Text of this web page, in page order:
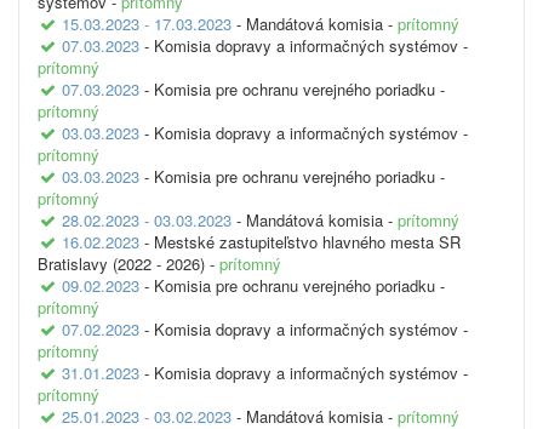
15.03.2023 - 17.03.2023 - Mandátová komisia - prítomný
07.03.2023 - Komisia dopravy a informačných systémov -
prítomný
07.03.2023 - Komisia pre ochranu verejného poriadku -
prítomný
03.03.2023 - Komisia dopravy a informačných systémov -
prítomný
03.03.2023 - Komisia pre ochranu verejného poriadku -
prítomný
28.02.2023 - 03.03.2023 - Mandátová komisia - prítomný
16.02.2023 - Mestské zastupiteľstvo hlavného mesta SR
Bratislavy (2022 - 2026) - prítomný
09.02.2023 - Komisia pre ochranu verejného poriadku -
prítomný
07.02.2023 - Komisia dopravy a informačných systémov -
prítomný
31.01.2023 - Komisia dopravy a informačných systémov -
prítomný
25.01.2023 - 03.02.2023 - Mandátová komisia - prítomný